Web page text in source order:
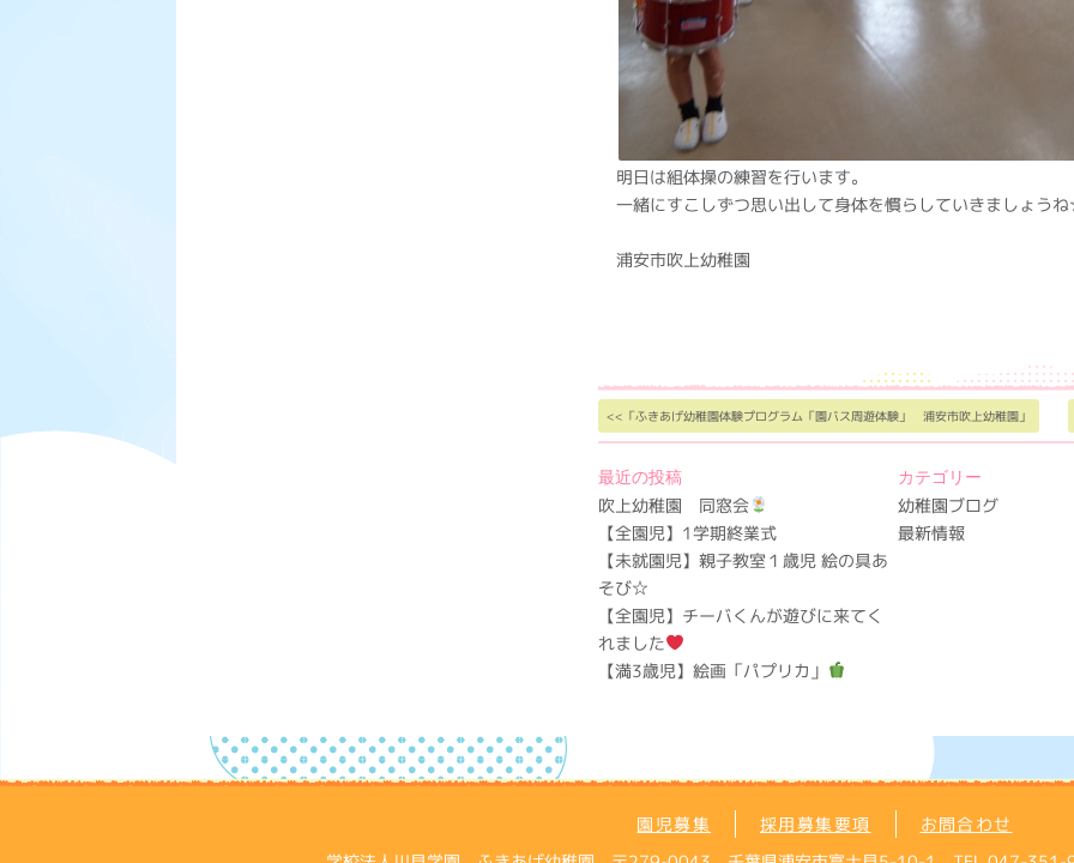
明日は組体操の練習を行います。
一緒にすこしずつ思い出して身体を慣らしていきましょう
浦安市吹上幼稚園
<<「ふきあげ幼稚園体験プログラム「園バス周遊体験」 浦安市吹上幼稚園」
最近の投稿
吹上幼稚園 同窓会
【全園児】1学期終業式
【未就園児】親子教室１歳児 絵の具あ
そび☆
【全園児】チーバくんが遊びに来てく
れました
【満3歳児】絵画「パプリカ」
カテゴリー
幼稚園ブログ
最新情報
園児募集 採用募集要項
お問合わせ